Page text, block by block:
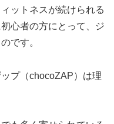
ットネスが続けられる
心者の方にとって、ジ
です。
プ（chocoZAP）は理